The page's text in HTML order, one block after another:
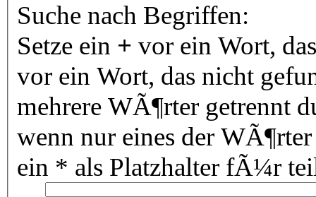
Suche nach Begriffen:
Setze ein + vor ein Wort,
vor ein Wort, das nicht
mehrere WÃ¶rter getrennt
wenn nur eines der
ein * als Platzhalter fÃ¼r